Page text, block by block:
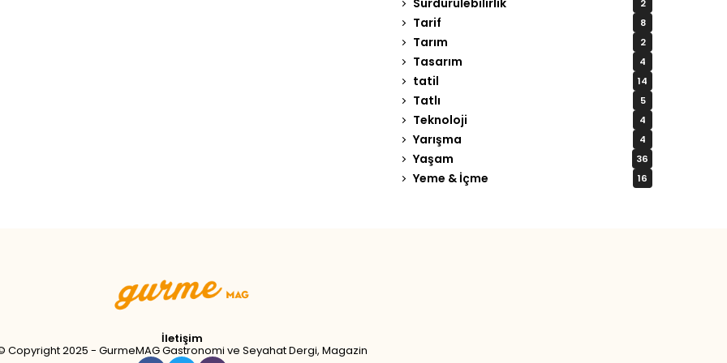
2
Tarif 8
Tarım 2
Tasarım 4
tatil 14
Tatlı 5
Teknoloji 4
Yarışma 4
Yaşam 36
Yeme & İçme 16
İletişim
Copyright 2025 - GurmeMAG Gastronomi ve Seyahat Dergi, Magazin